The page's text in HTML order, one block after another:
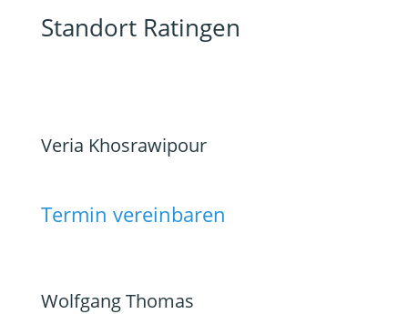
Standort Ratingen
Veria Khosrawipour
Termin vereinbaren
Wolfgang Thomas